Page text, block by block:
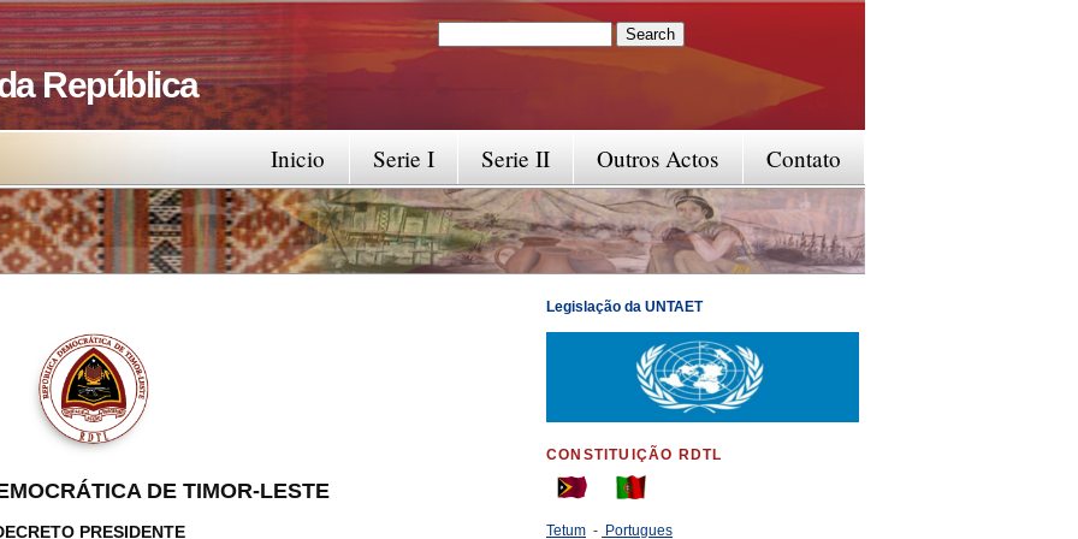
República
Search form
Contato
Outros Actos
Serie II
Serie I
Inicio
DE TIMOR-LESTE
PRESIDENTE
Legislação da UNTAET
CONSTITUIÇÃO RDTL
Tetum - Portugues